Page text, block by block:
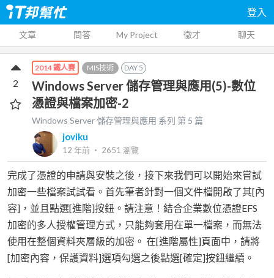
登入
文章 問答 My Project 徵才 聊天
2014 鐵人賽 MIS技術 DAY5
Windows Server 儲存管理與應用(5)-數位
憑證與檔案加密-2
Windows Server 儲存管理與應用 系列 第 5 篇
joviku
12 年前 ‧ 2651 瀏覽
2
完成了憑證的申請與安裝之後，接下來我們可以開始來嘗試
加密一些檔案試試看。首先筆者針對一個文件檔開啟了其[內
容]，並且點選[進階]按鈕。請注意！結合企業數位憑證EFS
加密的多人授權管理方式，只能夠套用在單一檔案，而無法
使用在整個資料夾層級的加密。 在[進階屬性]頁面中，請將
[加密內容，保護資料]選項勾選之後點選[確定]按鈕繼續。